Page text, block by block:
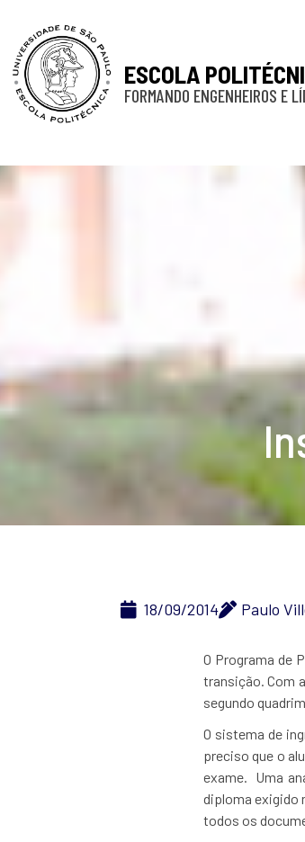
ESCOLA
FORMANDO ENGENHEIROS E
18/09/2014 Paulo
O Programa de
transição. Com
segundo
O sistema de
preciso que o
exame. Uma
diploma exigido
todos os